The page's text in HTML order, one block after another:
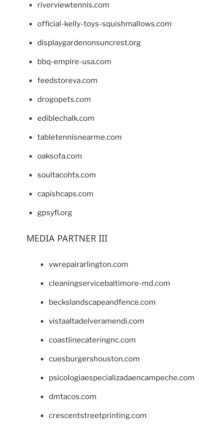
riverviewtennis.com
official-kelly-toys-squishmallows.com
displaygardenonsuncrest.org
bbq-empire-usa.com
feedstoreva.com
drogopets.com
ediblechalk.com
tabletennisnearme.com
oaksofa.com
soultacohtx.com
capishcaps.com
gpsyfl.org
MEDIA PARTNER III
vwrepairarlington.com
cleaningservicebaltimore-md.com
beckslandscapeandfence.com
vistaaltadelveramendi.com
coastlinecateringnc.com
cuesburgershouston.com
psicologiaespecializadaencampeche.com
dmtacos.com
crescentstreetprinting.com